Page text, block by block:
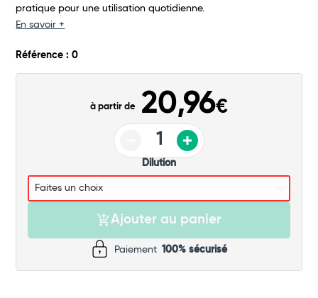
Total
pratique pour une utilisation quotidienne.
En savoir +
Référence : 0
à partir de 20,96€
Dilution
Ajouter au panier
Paiement 100% sécurisé